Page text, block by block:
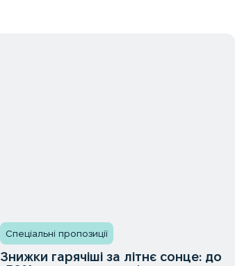
Спеціальні пропозиції
Знижки гарячіші за літнє сонце: до